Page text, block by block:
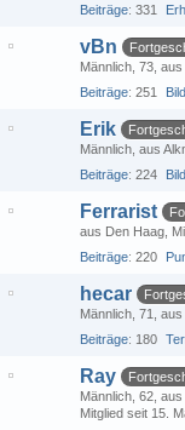
Beiträge 331
vBn
Männlich 73 aus
Beiträge 251
Erik
Männlich aus
Beiträge 224
Ferrarist
aus Den Haag
Beiträge 220
hecar
Männlich 71 aus
Beiträge 180
Ray
Männlich 62 aus
Mitglied seit 15.